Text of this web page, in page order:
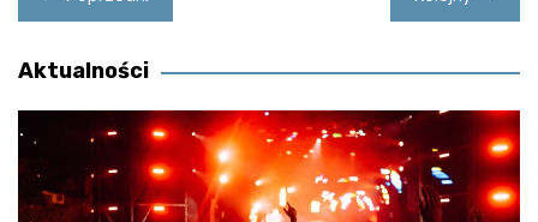
wpisu
Aktualności